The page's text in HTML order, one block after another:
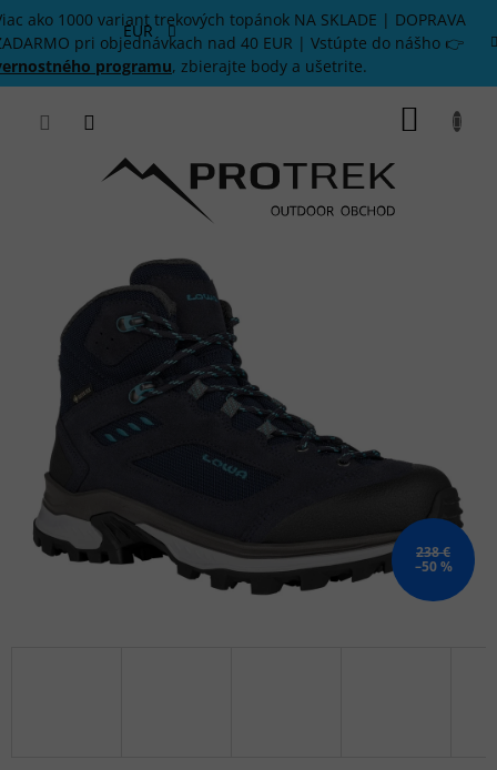
Prejsť
na
obsah
ako 1000 variant trekových topánok NA SKLADE | DOPRAVA
pri objednávkach nad 40 EUR | Vstúpte do nášho 👉
programu, zbierajte body a ušetrite.
EUR
238 €
–50 %